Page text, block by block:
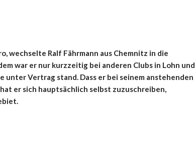
wechselte Ralf Fährmann aus Chemnitz in die
war er nur kurzzeitig bei anderen Clubs in Lohn und
unter Vertrag stand. Dass er bei seinem anstehenden
er sich hauptsächlich selbst zuzuschreiben,